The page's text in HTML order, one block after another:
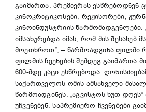
გაიმართა. პრემიერას ესწრებოდნენ
კინოკრიტიკოსები, რეჟისორები,
კინოინდუსტრიის წარმომადგენლები.
იმსახურებდა იმას, რომ მის შესახებ
მოეთხროთ“, – წარმოადგინა ფილმი
ფილმის ჩვენების შემდეგ გაიმართა
600-მდე კაცი ესწრებოდა.
საქართველოს ომის ამსახველი
წარმოადგინეს. „აგვისტოს ხუთ დღეს“
უჩვენებენ. საპრემიერო ჩვენებები